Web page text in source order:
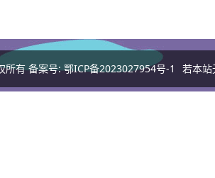
所有 备案号:鄂ICP备2023027954号-1 若本